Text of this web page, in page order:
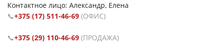
Контактное лицо: Александр, Елена
📞+375 (17) 511-46-69 (ОФИС)
📞+375 (29) 110-46-69 (ПРОДАЖА)